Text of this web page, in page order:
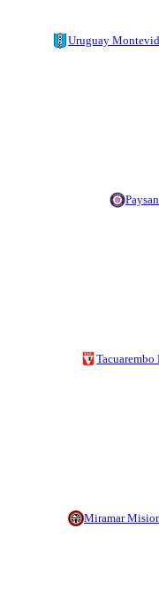
Uruguay
Tacuarembo
Miramar